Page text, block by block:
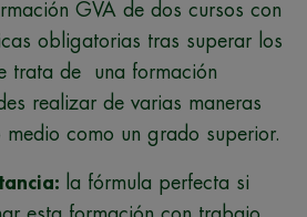
GVA de dos cursos con
obligatorias tras superar los
trata de una formación
realizar de varias maneras
como un grado superior.
la fórmula perfecta si